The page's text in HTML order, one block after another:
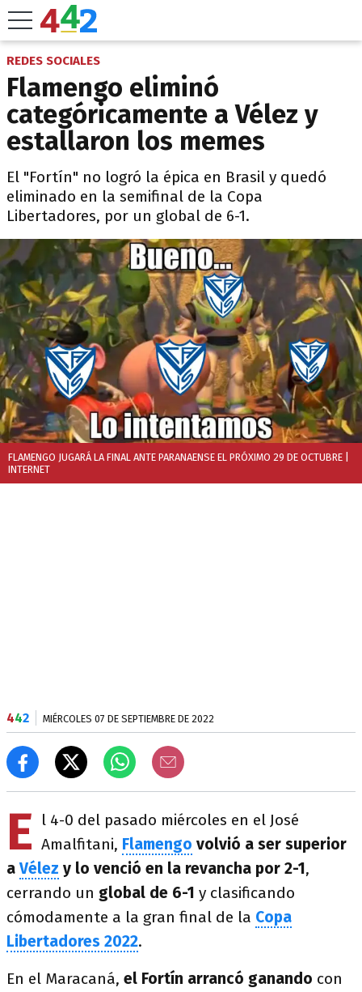
REDES SOCIALES
Flamengo eliminó
categóricamente a Vélez y
estallaron los memes
El "Fortín" no logró la épica en Brasil y quedó
eliminado en la semifinal de la Copa
Libertadores, por un global de 6-1.
FLAMENGO JUGARÁ LA FINAL ANTE PARANAENSE EL PRÓXIMO 29 DE OCTUBRE
INTERNET
442 MIÉRCOLES 07 DE SEPTIEMBRE DE 2022
E
l 4-0 del pasado miércoles en el José
Amalfitani, Flamengo volvió a ser superior
aVélez y lo venció en la revancha por 2-1,
cerrando un global de 6-1 y clasificando
cómodamente a la gran final de la Copa
Libertadores 2022.
En el Maracaná, el Fortín arrancó ganando con